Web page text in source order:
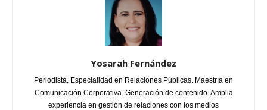
Yosarah Fernández
Periodista. Especialidad en Relaciones Públicas. Maestría en
Comunicación Corporativa. Generación de contenido. Amplia
experiencia en gestión de relaciones con los medios